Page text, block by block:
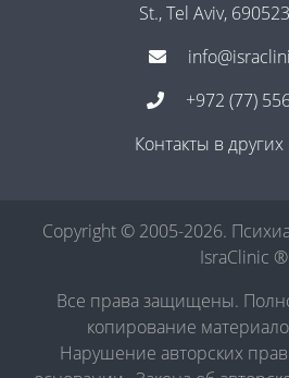
St., Tel Aviv,
+972 (77)
Контакты в других
Copyright © 2005-2026.
IsraClinic ®
Все права защищены.
копирование
Нарушение авторских